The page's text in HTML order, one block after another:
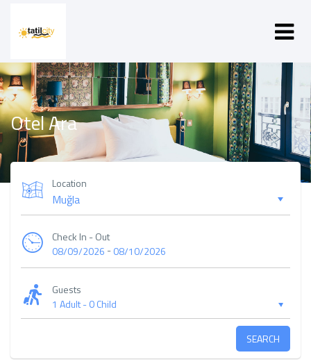
Otel Ara
Location
Check In - Out
08/09/2026 -08/10/2026
Guests
1 Adult-0 Child
SEARCH